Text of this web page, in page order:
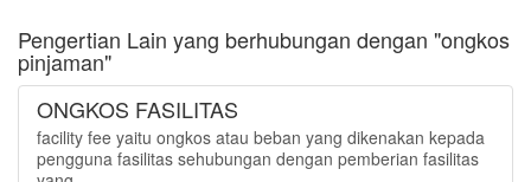
Pengertian Lain yang berhubungan dengan "ongkos
pinjaman"
ONGKOS FASILITAS
facility fee yaitu ongkos atau beban yang dikenakan kepada
pengguna fasilitas sehubungan dengan pemberian fasilitas